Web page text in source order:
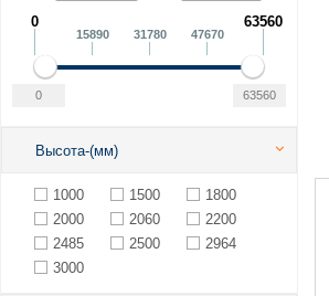
0
15890 31780 47670
63560
Высота-(мм)
1000 1500
1800
2000
2060
2200
2485
2500
2964
3000